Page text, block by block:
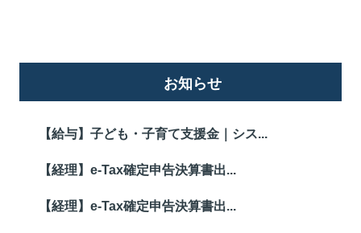
お知らせ
【給与】子ども・子育て支援金｜シス...
【経理】e-Tax確定申告決算書出...
【経理】e-Tax確定申告決算書出...